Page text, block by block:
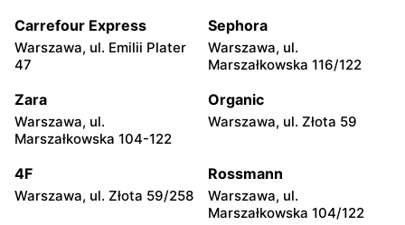
Siwińskiego 2
Józefa Piłsudskiego 31C
CCC CCC
CCC
Otwock, ul. Kupiecka 2
CCC
CCC CCC
Błonie, ul. Powstańców 12
Carrefour Express
Warszawa, ul. Emilii Plater
47
Sephora
Warszawa, ul.
Marszałkowska 116/122
Zara
Warszawa, ul.
Marszałkowska 104-122
Organic
Warszawa, ul. Złota 59
4F
Warszawa, ul. Złota 59/258
Rossmann
Warszawa, ul.
Marszałkowska 104/122